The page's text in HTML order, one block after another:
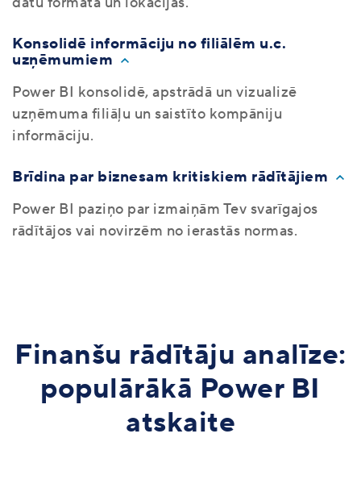
Konsolidē informāciju no filiālēm u.c.
uzņēmumiem
Power BI konsolidē, apstrādā un vizualizē
uzņēmuma filiāļu un saistīto kompāniju
informāciju.
Brīdina par biznesam kritiskiem rādītājiem
Power BI paziņo par izmaiņām Tev svarīgajos
rādītājos vai novirzēm no ierastās normas.
Finanšu rādītāju analīze:
populārākā Power BI
atskaite